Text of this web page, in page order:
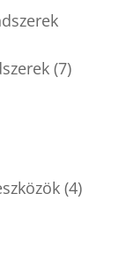
(7)
(4)